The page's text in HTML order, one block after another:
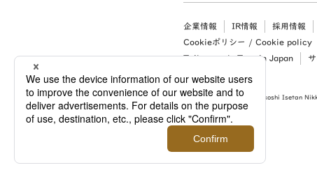
企業情報 IR情報 採用情報
Cookieポリシー / Cookie policy
Tailor-made Tour in Japan
Copyright (c) 2026 Mitsukoshi Isetan